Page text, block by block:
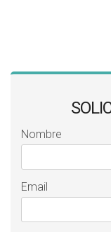
Nombre
Email